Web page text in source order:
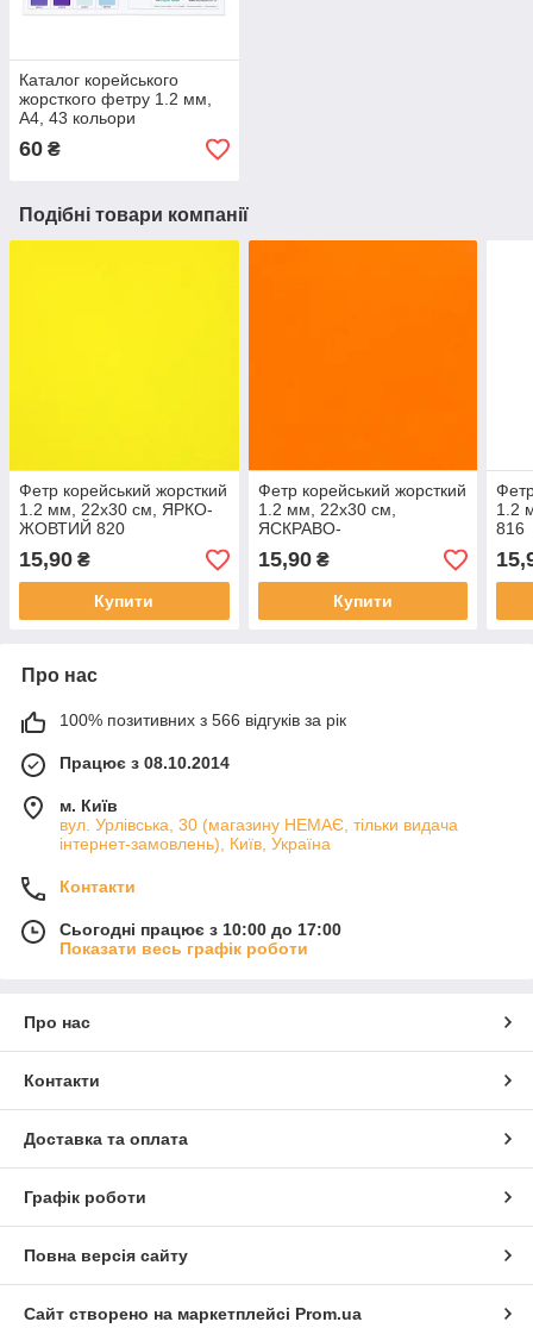
Каталог корейського
жорсткого фетру 1.2 мм,
A4, 43 кольори
60 ₴
Подібні товари компанії
Фетр корейський жорсткий
1.2 мм, 22x30 см, ЯРКО-
ЖОВТИЙ 820
15,90 ₴
Купити
Фетр корейський жорсткий
1.2 мм, 22x30 см,
ЯСКРАВО-
15,90₴
Купити
1.2
816
Про нас
100% позитивних з 566 відгуків за рік
Працює з 08.10.2014
м. Київ
вул. Урлівська, 30 (магазину НЕМАЄ, тільки видача
інтернет-замовлень), Київ, Україна
Контакти
Сьогодні працює з 10:00 до 17:00
Показати весь графік роботи
Про нас
Контакти
Доставка та оплата
Графік роботи
Повна версія сайту
Сайт створено на маркетплейсі Prom.ua